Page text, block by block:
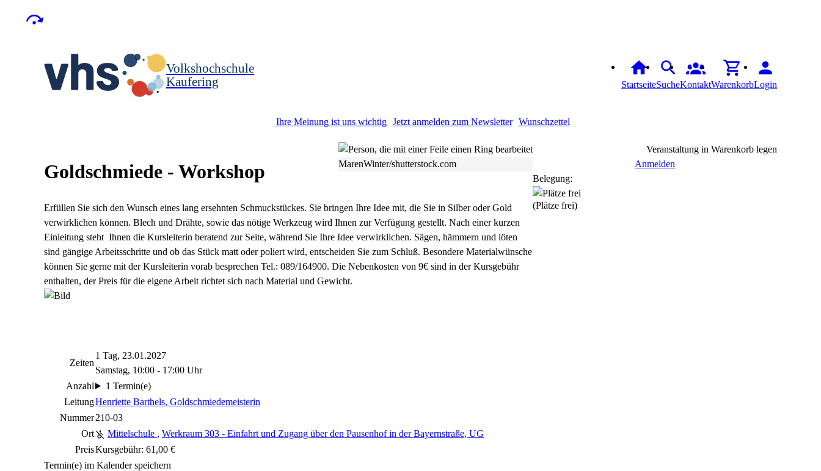
Volkshochschule
Kaufering
StartseiteSucheKontaktWarenkorbLogin
Ihre Meinung ist uns wichtig Jetzt anmelden zum Newsletter Wunschzettel
MarenWinter/shutterstock.com
Goldschmiede - Workshop
Erfüllen Sie sich den Wunsch eines lang ersehnten Schmuckstückes. Sie bringen Ihre Idee mit, die Sie in Silber oder Gold
verwirklichen können. Blech und Drähte, sowie das nötige Werkzeug wird Ihnen zur Verfügung gestellt. Nach einer kurzen
Einleitung steht Ihnen die Kursleiterin beratend zur Seite, während Sie Ihre Idee verwirklichen. Sägen, hämmern und löten
sind gängige Arbeitsschritte und ob das Stück matt oder poliert wird, entscheiden Sie zum Schluß. Besondere Materialwünsche
können Sie gerne mit der Kursleiterin vorab besprechen Tel.: 089/164900. Die Nebenkosten von 9€ sind in der Kursgebühr
enthalten, der Preis für die eigene Arbeit richtet sich nach Material und Gewicht.
Zeiten
1 Tag, 23.01.2027
Samstag, 10:00 - 17:00 Uhr
Anzahl
1 Termin(e)
LeitungHenriette Barthels, Goldschmiedemeisterin
Nummer210-03
Ort
Mittelschule , Werkraum 303 - Einfahrt und Zugang über den Pausenhof in der Bayernstraße, UG
PreisKursgebühr: 61,00 €
Veranstaltung in Warenkorb legen
Anmelden
Belegung:
(Plätze frei)
Termin(e) im Kalender speichern